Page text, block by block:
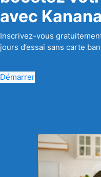
avec
Inscrivez-vous
jours d’essai sans carte
Démarrer